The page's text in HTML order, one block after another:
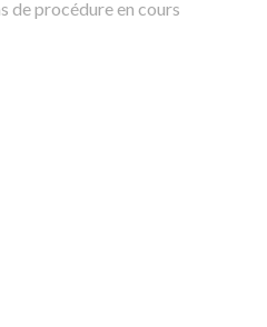
de procédure en cours